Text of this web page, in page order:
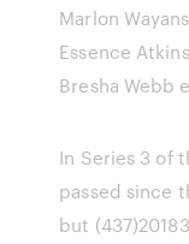
Marlon
Essence
Bresha Webb
In Series 3 of
passed since
but